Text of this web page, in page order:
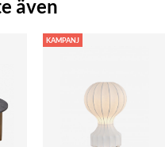
även
KAMPANJ